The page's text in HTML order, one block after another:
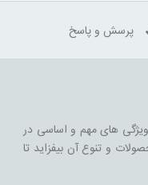
پرسش و پاسخ
ویژگی های مهم و اساسی در
و تنوع آن بیفزاید تا